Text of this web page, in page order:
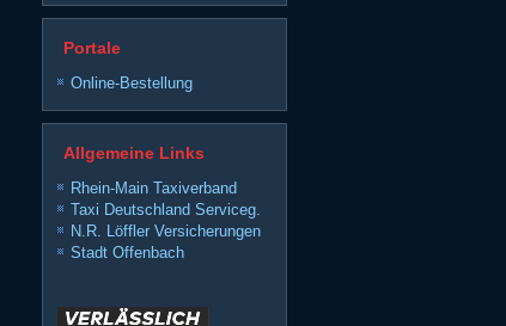
Portale
Online-Bestellung
Allgemeine Links
Rhein-Main Taxiverband
Taxi Deutschland Serviceg.
N.R. Löffler Versicherungen
Stadt Offenbach